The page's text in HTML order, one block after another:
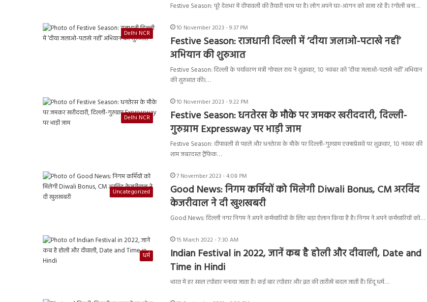
Festive Season: पूरे देशभर में दीपावली की तैयारी चरम पर है। लोग अपने घर-आंगन को सजा रहे हैं। रंगोली बना…
Delhi NCR
10 November 2023 - 9:37 PM
Festive Season: राजधानी दिल्ली में ‘दीया जलाओ-पटाखे नहीं’
अभियान की शुरुआत
Festive Season: दिल्ली के पर्यावरण मंत्री गोपाल राय ने शुक्रवार, 10 नवंबर को ‘दीया जलाओ-पटाखे नहीं’ अभियान
की शुरुआत की।…
Delhi NCR
10 November 2023 - 9:22 PM
Festive Season: धनतेरस के मौके पर जमकर खरीददारी, दिल्ली-
गुरुग्राम Expressway पर भाड़ी जाम
Festive Season: दीपावली से पहले और धनतेरस के मौके पर दिल्ली-गुरुग्राम एक्सप्रेसवे पर शुक्रवार, 10 नवंबर की
शाम जबरदस्त ट्रैफिक…
Uncategorized
7 November 2023 - 4:08 PM
Good News: निगम कर्मियों को मिलेगी Diwali Bonus, CM अरविंद
केजरीवाल ने दी खुशखबरी
Good News: दिल्ली नगर निगम ने अपने कर्मचारियों के लिए बड़ा ऐलान किया है है। निगम ने अपने कर्मचारियों को…
धर्म
15 March 2022 - 7:30 AM
Indian Festival in 2022, जानें कब है होली और दीवाली, Date and
Time in Hindi
भारत में हर साल त्योहार मनाया जाता है। कई बार त्योहार और व्रत की तारीखें बदल जाती हैं। हिंदू धर्म…